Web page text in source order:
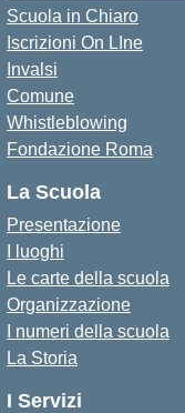
Scuola in Chiaro
Iscrizioni On LIne
Invalsi
Comune
Whistleblowing
Fondazione Roma
La Scuola
Presentazione
I luoghi
Le carte della scuola
Organizzazione
I numeri della scuola
La Storia
I Servizi